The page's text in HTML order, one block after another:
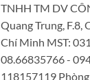
TNHH TM DV
Quang Trung, F.8,
Chí Minh MST:
08.66835766 -
118157119